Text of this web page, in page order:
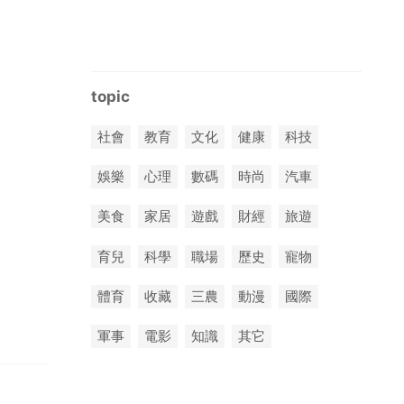
topic
社會 教育 文化 健康 科技
娛樂 心理 數碼 時尚 汽車
美食 家居 遊戲 財經 旅遊
育兒 科學 職場 歷史 寵物
體育 收藏 三農 動漫 國際
軍事 電影 知識 其它